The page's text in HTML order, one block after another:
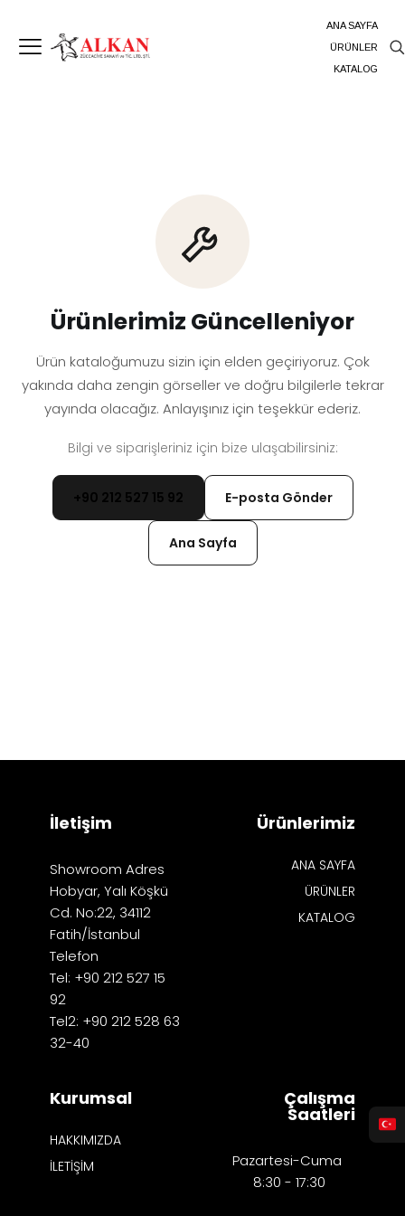
ANA SAYFA
ÜRÜNLER
KATALOG
Ürünlerimiz Güncelleniyor
Ürün kataloğumuzu sizin için elden geçiriyoruz. Çok
yakında daha zengin görseller ve doğru bilgilerle tekrar
yayında olacağız. Anlayışınız için teşekkür ederiz.
Bilgi ve siparişleriniz için bize ulaşabilirsiniz:
+90 212 527 15 92 E-posta Gönder
Ana Sayfa
İletişim
Showroom Adres
Hobyar, Yalı Köşkü
Cd. No:22, 34112
Fatih/İstanbul
Telefon
Tel: +90 212 527 15
92
Tel2: +90 212 528 63
32-40
Ürünlerimiz
ANA SAYFA
ÜRÜNLER
KATALOG
Kurumsal
HAKKIMIZDA
İLETİŞİM
Çalışma
Saatleri
Pazartesi-Cuma
8:30 - 17:30​​